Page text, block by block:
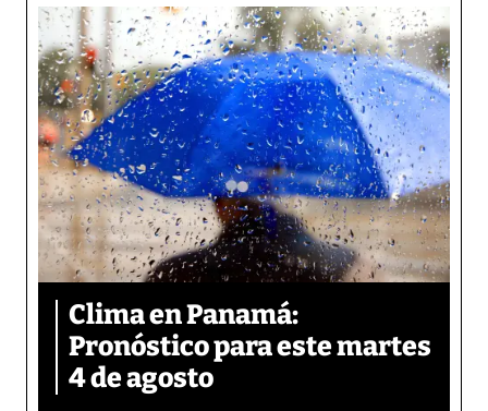
Clima en Panamá:
Pronóstico para este martes
4 de agosto